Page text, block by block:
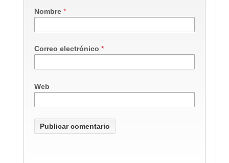
Nombre *
Correo electrónico *
Web